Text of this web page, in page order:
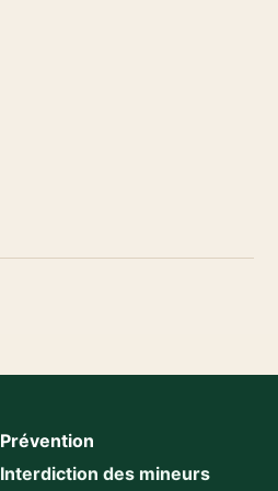
Prévention
Interdiction des mineurs